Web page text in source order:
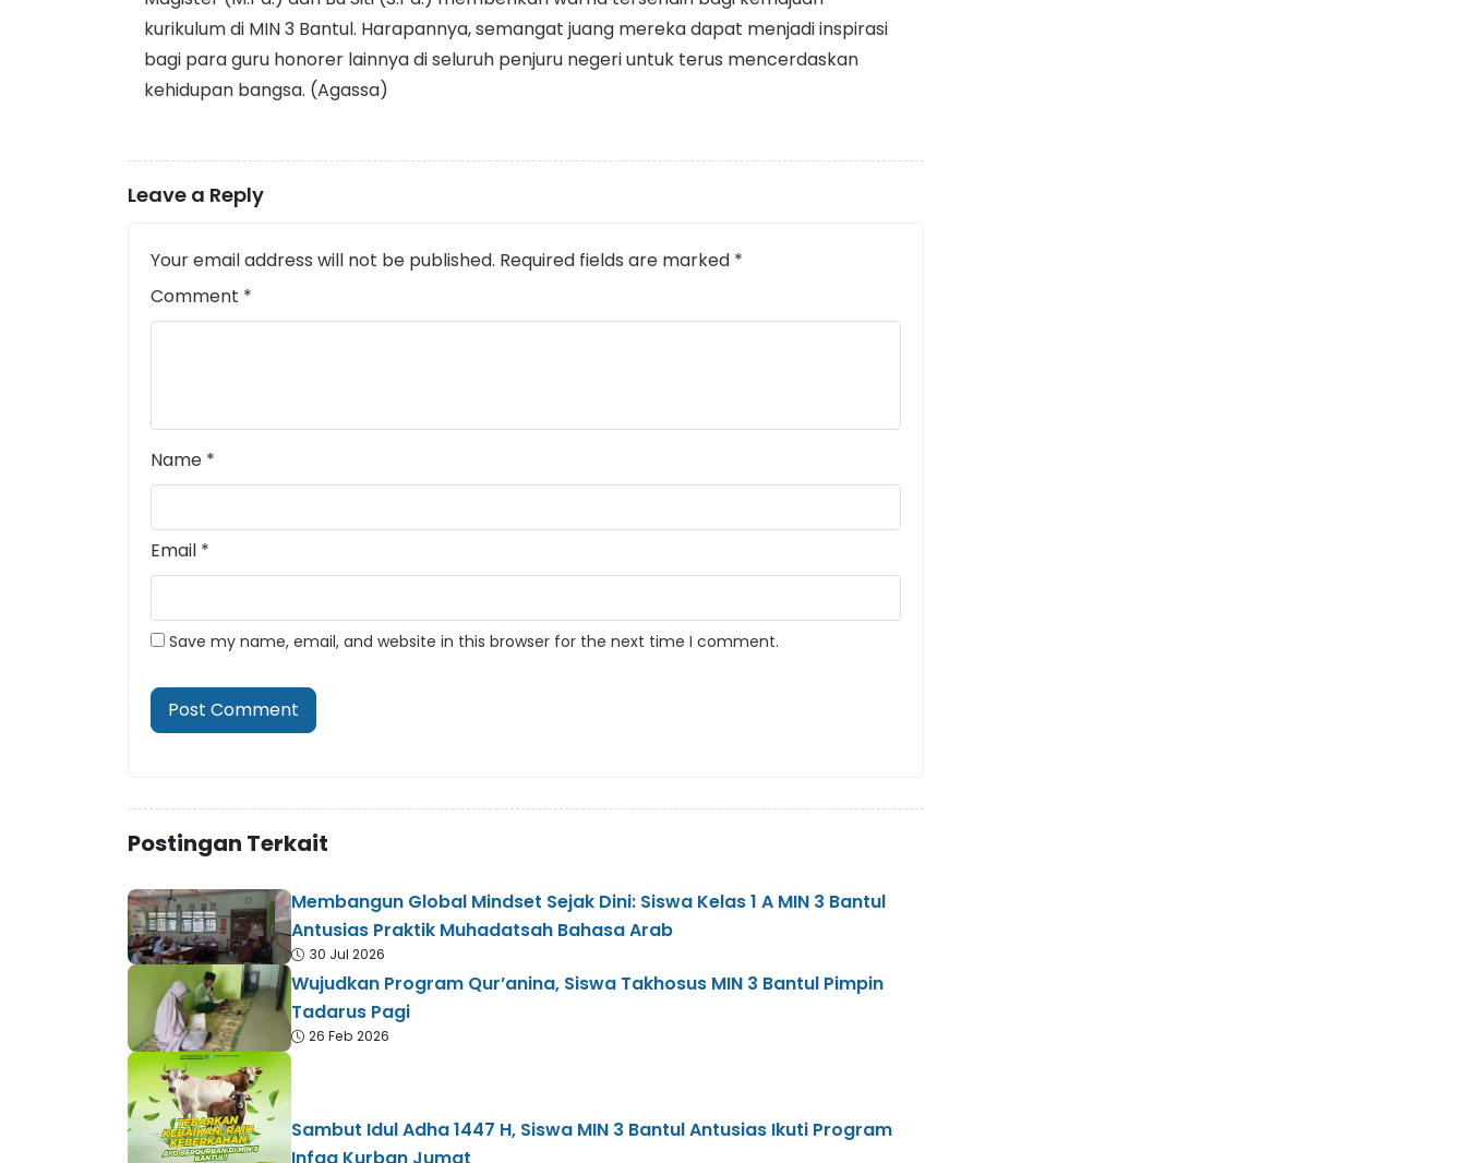
kurikulum di MIN 3 Bantul. Harapannya, semangat juang mereka dapat menjadi inspirasi
bagi para guru honorer lainnya di seluruh penjuru negeri untuk terus mencerdaskan
kehidupan bangsa. (Agassa)
Leave a Reply
Your email address will not be published. Required fields are marked *
Comment *
Name *
Email *
Save my name, email, and website in this browser for the next time I comment.
Postingan Terkait
Membangun Global Mindset Sejak Dini: Siswa Kelas 1 A MIN 3 Bantul
Antusias Praktik Muhadatsah Bahasa Arab
30 Jul 2026
Wujudkan Program Qur’anina, Siswa Takhosus MIN 3 Bantul Pimpin
Tadarus Pagi
26 Feb 2026
Sambut Idul Adha 1447 H, Siswa MIN 3 Bantul Antusias Ikuti Program